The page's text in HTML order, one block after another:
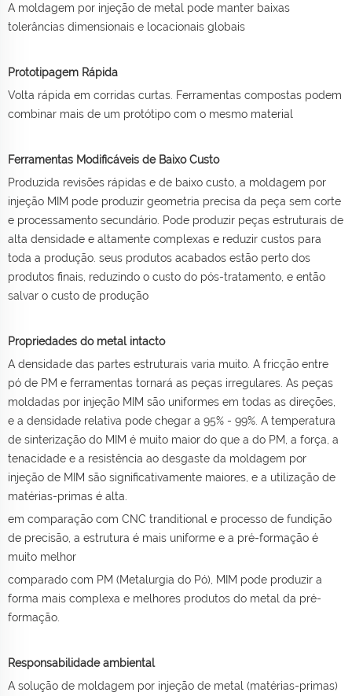
A moldagem por injeção de metal pode manter baixas
tolerâncias dimensionais e locacionais globais
Prototipagem Rápida
Volta rápida em corridas curtas. Ferramentas compostas podem
combinar mais de um protótipo com o mesmo material
Ferramentas Modificáveis de Baixo Custo
Produzida revisões rápidas e de baixo custo, a moldagem por
injeção MIM pode produzir geometria precisa da peça sem corte
e processamento secundário. Pode produzir peças estruturais de
alta densidade e altamente complexas e reduzir custos para
toda a produção. seus produtos acabados estão perto dos
produtos finais, reduzindo o custo do pós-tratamento, e então
salvar o custo de produção
Propriedades do metal intacto
A densidade das partes estruturais varia muito. A fricção entre
pó de PM e ferramentas tornará as peças irregulares. As peças
moldadas por injeção MIM são uniformes em todas as direções,
e a densidade relativa pode chegar a 95% - 99%. A temperatura
de sinterização do MIM é muito maior do que a do PM, a força, a
tenacidade e a resistência ao desgaste da moldagem por
injeção de MIM são significativamente maiores, e a utilização de
matérias-primas é alta.
em comparação com CNC tranditional e processo de fundição
de precisão, a estrutura é mais uniforme e a pré-formação é
muito melhor
comparado com PM (Metalurgia do Pó), MIM pode produzir a
forma mais complexa e melhores produtos do metal da pré-
formação.
Responsabilidade ambiental
A solução de moldagem por injeção de metal (matérias-primas)